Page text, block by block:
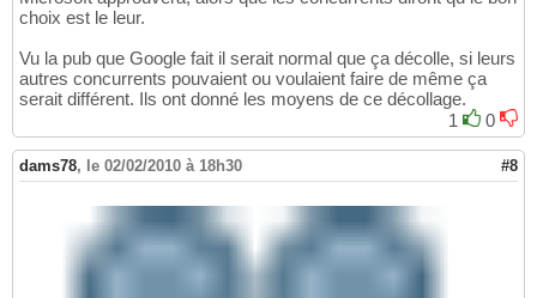
choix est le leur.
Vu la pub que Google fait il serait normal que ça décolle, si leurs
autres concurrents pouvaient ou voulaient faire de même ça
serait différent. Ils ont donné les moyens de ce décollage.
1
0
dams78, le 02/02/2010 à 18h30 #8